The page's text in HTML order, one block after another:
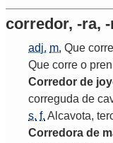
corredor, -ra,
adj. m. Que corre
Que corre o pren
Corredor de
correguda de
s. f. Alcavota,
Corredora de